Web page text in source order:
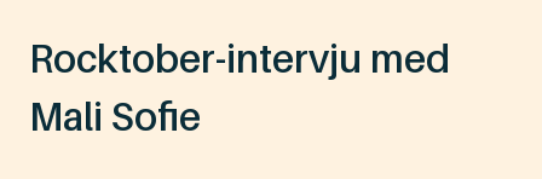
Rocktober-intervju med
Mali Sofie